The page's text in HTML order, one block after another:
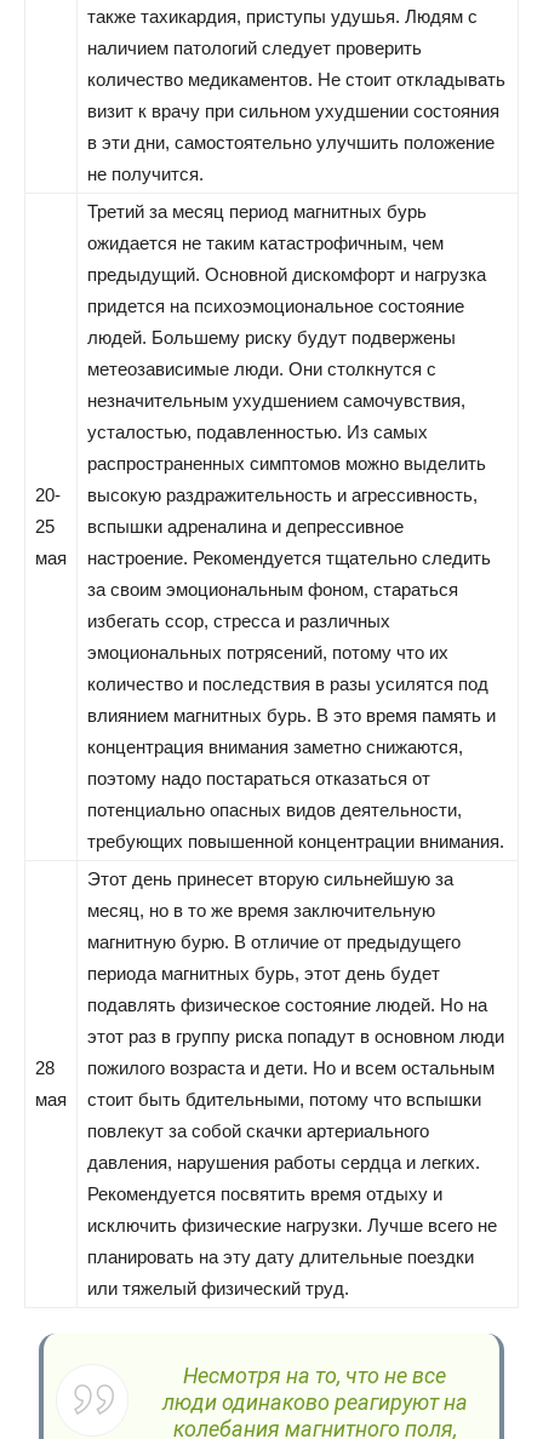
также тахикардия, приступы удушья. Людям с
наличием патологий следует проверить
количество медикаментов. Не стоит откладывать
визит к врачу при сильном ухудшении состояния
в эти дни, самостоятельно улучшить положение
не получится.
20-
25
мая
Третий за месяц период магнитных бурь
ожидается не таким катастрофичным, чем
предыдущий. Основной дискомфорт и нагрузка
придется на психоэмоциональное состояние
людей. Большему риску будут подвержены
метеозависимые люди. Они столкнутся с
незначительным ухудшением самочувствия,
усталостью, подавленностью. Из самых
распространенных симптомов можно выделить
высокую раздражительность и агрессивность,
вспышки адреналина и депрессивное
настроение. Рекомендуется тщательно следить
за своим эмоциональным фоном, стараться
избегать ссор, стресса и различных
эмоциональных потрясений, потому что их
количество и последствия в разы усилятся под
влиянием магнитных бурь. В это время память и
концентрация внимания заметно снижаются,
поэтому надо постараться отказаться от
потенциально опасных видов деятельности,
требующих повышенной концентрации внимания.
28
мая
Этот день принесет вторую сильнейшую за
месяц, но в то же время заключительную
магнитную бурю. В отличие от предыдущего
периода магнитных бурь, этот день будет
подавлять физическое состояние людей. Но на
этот раз в группу риска попадут в основном люди
пожилого возраста и дети. Но и всем остальным
стоит быть бдительными, потому что вспышки
повлекут за собой скачки артериального
давления, нарушения работы сердца и легких.
Рекомендуется посвятить время отдыху и
исключить физические нагрузки. Лучше всего не
планировать на эту дату длительные поездки
или тяжелый физический труд.
Несмотря на то, что не все
люди одинаково реагируют на
колебания магнитного поля,